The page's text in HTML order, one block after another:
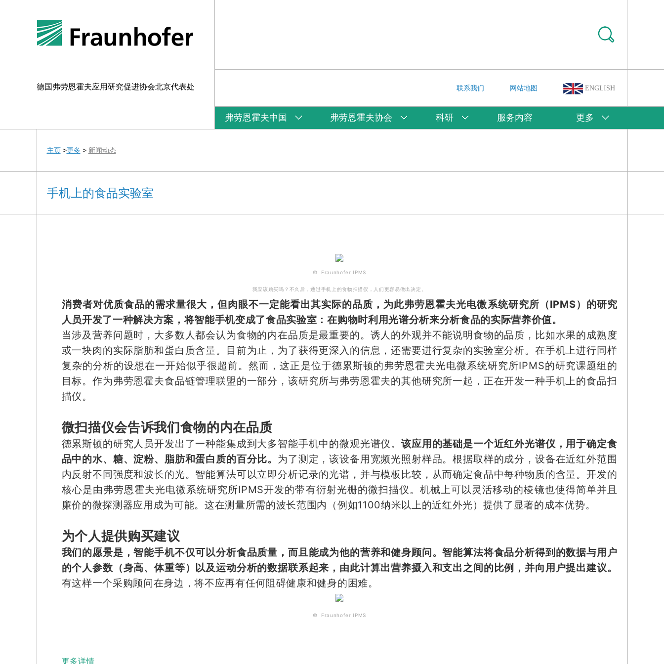
德国弗劳恩霍夫应用研究促进协会北京代表处 联系我们 网站地图 ENGLISH
弗劳恩霍夫中国 弗劳恩霍夫协会 科研 服务内容 更多
主页>更多 > 新闻动态
手机上的食品实验室
© Fraunhofer IPMS
我应该购买吗？不久后，通过手机上的食物扫描仪，人们更容易做出决定。
消费者对优质食品的需求量很大，但肉眼不一定能看出其实际的品质，为此弗劳恩霍夫光电微系统研究所（IPMS）的研究
人员开发了一种解决方案，将智能手机变成了食品实验室：在购物时利用光谱分析来分析食品的实际营养价值。
当涉及营养问题时，大多数人都会认为食物的内在品质是最重要的。诱人的外观并不能说明食物的品质，比如水果的成熟度
或一块肉的实际脂肪和蛋白质含量。目前为止，为了获得更深入的信息，还需要进行复杂的实验室分析。在手机上进行同样
复杂的分析的设想在一开始似乎很超前。然而，这正是位于德累斯顿的弗劳恩霍夫光电微系统研究所IPMS的研究课题组的
目标。作为弗劳恩霍夫食品链管理联盟的一部分，该研究所与弗劳恩霍夫的其他研究所一起，正在开发一种手机上的食品扫
描仪。
微扫描仪会告诉我们食物的内在品质
德累斯顿的研究人员开发出了一种能集成到大多智能手机中的微观光谱仪。该应用的基础是一个近红外光谱仪，用于确定食
品中的水、糖、淀粉、脂肪和蛋白质的百分比。 为了测定，该设备用宽频光照射样品。根据取样的成分，设备在近红外范围
内反射不同强度和波长的光。智能算法可以立即分析记录的光谱，并与模板比较，从而确定食品中每种物质的含量。开发的
核心是由弗劳恩霍夫光电微系统研究所IPMS开发的带有衍射光栅的微扫描仪。机械上可以灵活移动的棱镜也使得简单并且
廉价的微探测器应用成为可能。这在测量所需的波长范围内（例如1100纳米以上的近红外光）提供了显著的成本优势。
为个人提供购买建议
我们的愿景是，智能手机不仅可以分析食品质量，而且能成为他的营养和健身顾问。智能算法将食品分析得到的数据与用户
的个人参数（身高、体重等）以及运动分析的数据联系起来，由此计算出营养摄入和支出之间的比例，并向用户提出建议。
有这样一个采购顾问在身边，将不应再有任何阻碍健康和健身的困难。
© Fraunhofer IPMS
更多详情